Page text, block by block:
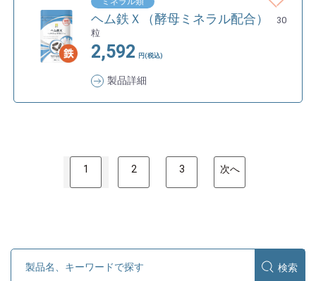
ヘム鉄Ｘ（酵母ミネラル配合）
30
粒
2,592 円(税込)
製品詳細
1 2 3 次へ